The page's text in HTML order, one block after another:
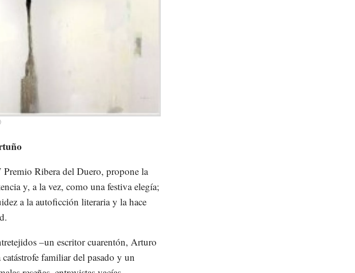
Ribera del Duero, propone la
y, a la vez, como una festiva elegía;
a la autoficción literaria y la hace
–un escritor cuarentón, Arturo
familiar del pasado y un